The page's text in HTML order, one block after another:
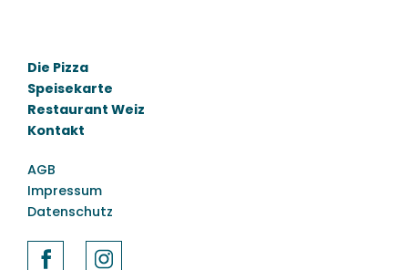
Die Pizza
Speisekarte
Restaurant Weiz
Kontakt
AGB
Impressum
Datenschutz